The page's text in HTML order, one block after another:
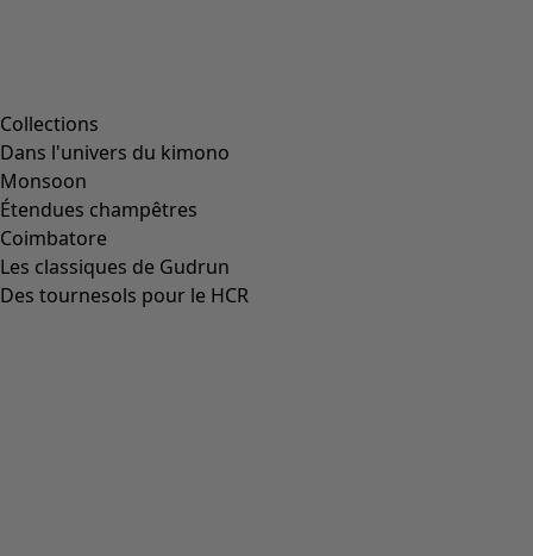
Collections
Dans l'univers du kimono
Monsoon
Étendues champêtres
Coimbatore
Les classiques de Gudrun
Des tournesols pour le HCR